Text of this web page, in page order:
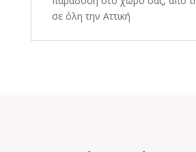
σε όλη την Αττική